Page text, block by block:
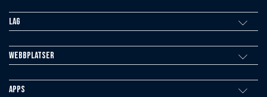
Lag
Webbplatser
Apps